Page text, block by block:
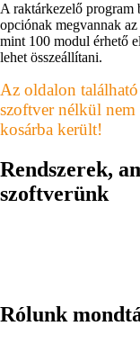
A raktárkezelő program
opciónak megvannak
mint 100 modul érhető
lehet összeállítani.
Az oldalon
szoftver nélkül nem
kosárba került!
Rendszerek,
szoftverünk
Rólunk